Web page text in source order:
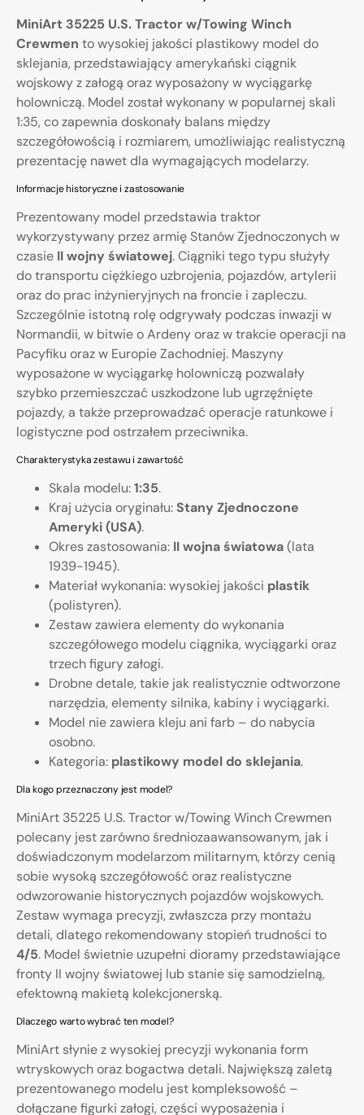
MiniArt 35225 U.S. Tractor w/Towing Winch
Crewmen to wysokiej jakości plastikowy model do
sklejania, przedstawiający amerykański ciągnik
wojskowy z załogą oraz wyposażony w wyciągarkę
holowniczą. Model został wykonany w popularnej skali
1:35, co zapewnia doskonały balans między
szczegółowością i rozmiarem, umożliwiając realistyczną
prezentację nawet dla wymagających modelarzy.
Informacje historyczne i zastosowanie
Prezentowany model przedstawia traktor
wykorzystywany przez armię Stanów Zjednoczonych w
czasie II wojny światowej. Ciągniki tego typu służyły
do transportu ciężkiego uzbrojenia, pojazdów, artylerii
oraz do prac inżynieryjnych na froncie i zapleczu.
Szczególnie istotną rolę odgrywały podczas inwazji w
Normandii, w bitwie o Ardeny oraz w trakcie operacji na
Pacyfiku oraz w Europie Zachodniej. Maszyny
wyposażone w wyciągarkę holowniczą pozwalały
szybko przemieszczać uszkodzone lub ugrzęźnięte
pojazdy, a także przeprowadzać operacje ratunkowe i
logistyczne pod ostrzałem przeciwnika.
Charakterystyka zestawu i zawartość
Skala modelu:1:35.
Kraj użycia oryginału: Stany Zjednoczone
Ameryki (USA).
Okres zastosowania: II wojna światowa(lata
1939-1945).
Materiał wykonania: wysokiej jakości plastik
(polistyren).
Zestaw zawiera elementy do wykonania
szczegółowego modelu ciągnika, wyciągarki oraz
trzech figury załogi.
Drobne detale, takie jak realistycznie odtworzone
narzędzia, elementy silnika, kabiny i wyciągarki.
Model nie zawiera kleju ani farb – do nabycia
osobno.
Kategoria: plastikowy model do sklejania.
Dla kogo przeznaczony jest model?
MiniArt 35225 U.S. Tractor w/Towing Winch Crewmen
polecany jest zarówno średniozaawansowanym, jak i
doświadczonym modelarzom militarnym, którzy cenią
sobie wysoką szczegółowość oraz realistyczne
odwzorowanie historycznych pojazdów wojskowych.
Zestaw wymaga precyzji, zwłaszcza przy montażu
detali, dlatego rekomendowany stopień trudności to
4/5. Model świetnie uzupełni dioramy przedstawiające
fronty II wojny światowej lub stanie się samodzielną,
efektowną makietą kolekcjonerską.
Dlaczego warto wybrać ten model?
MiniArt słynie z wysokiej precyzji wykonania form
wtryskowych oraz bogactwa detali. Największą zaletą
prezentowanego modelu jest kompleksowość –
dołączane figurki załogi, części wyposażenia i